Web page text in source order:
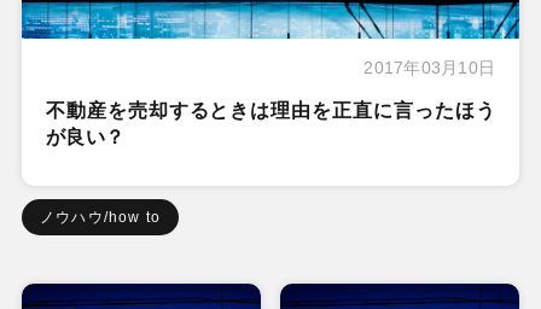
2017年03月10日
不動産を売却するときは理由を正直に言ったほう
が良い？
ノウハウ/how to